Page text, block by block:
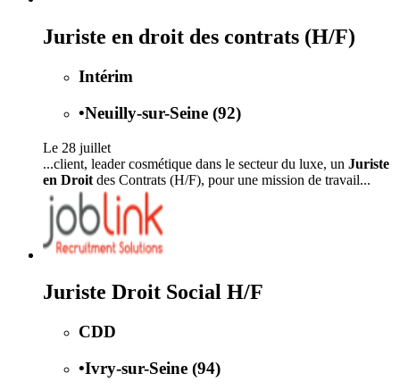
Juriste en droit des contrats (H/F)
Intérim
•Neuilly-sur-Seine (92)
Le 28 juillet
...client, leader cosmétique dans le secteur du luxe, un Juriste
en Droit des Contrats (H/F), pour une mission de travail...
Juriste Droit Social H/F
CDD
•Ivry-sur-Seine (94)